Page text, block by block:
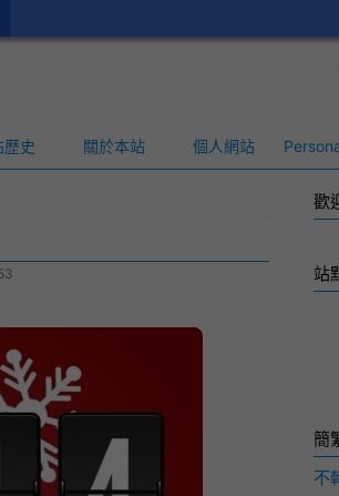
歷史 關於本站 個人網站
歡
站
簡
不